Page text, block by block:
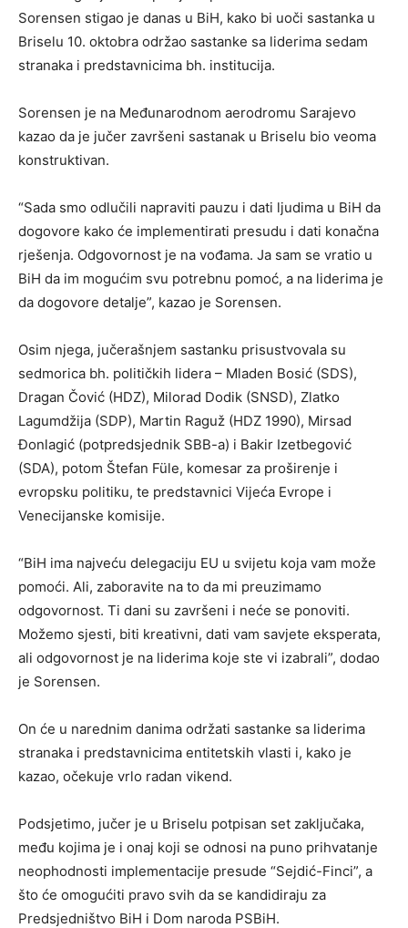
Sorensen stigao je danas u BiH, kako bi uoči sastanka u
Briselu 10. oktobra održao sastanke sa liderima sedam
stranaka i predstavnicima bh. institucija.
Sorensen je na Međunarodnom aerodromu Sarajevo
kazao da je jučer završeni sastanak u Briselu bio veoma
konstruktivan.
“Sada smo odlučili napraviti pauzu i dati ljudima u BiH da
dogovore kako će implementirati presudu i dati konačna
rješenja. Odgovornost je na vođama. Ja sam se vratio u
BiH da im mogućim svu potrebnu pomoć, a na liderima je
da dogovore detalje”, kazao je Sorensen.
Osim njega, jučerašnjem sastanku prisustvovala su
sedmorica bh. političkih lidera – Mladen Bosić (SDS),
Dragan Čović (HDZ), Milorad Dodik (SNSD), Zlatko
Lagumdžija (SDP), Martin Raguž (HDZ 1990), Mirsad
Đonlagić (potpredsjednik SBB-a) i Bakir Izetbegović
(SDA), potom Štefan Füle, komesar za proširenje i
evropsku politiku, te predstavnici Vijeća Evrope i
Venecijanske komisije.
“BiH ima najveću delegaciju EU u svijetu koja vam može
pomoći. Ali, zaboravite na to da mi preuzimamo
odgovornost. Ti dani su završeni i neće se ponoviti.
Možemo sjesti, biti kreativni, dati vam savjete eksperata,
ali odgovornost je na liderima koje ste vi izabrali”, dodao
je Sorensen.
On će u narednim danima održati sastanke sa liderima
stranaka i predstavnicima entitetskih vlasti i, kako je
kazao, očekuje vrlo radan vikend.
Podsjetimo, jučer je u Briselu potpisan set zaključaka,
među kojima je i onaj koji se odnosi na puno prihvatanje
neophodnosti implementacije presude “Sejdić-Finci”, a
što će omogućiti pravo svih da se kandidiraju za
Predsjedništvo BiH i Dom naroda PSBiH.